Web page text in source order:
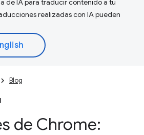
de IA para traducir contenido a tu
realizadas con IA pueden
Blog
de Chrome: